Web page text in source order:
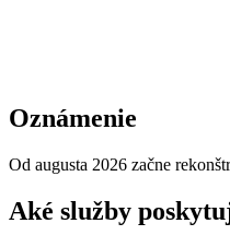
Oznámenie
Od augusta 2026 začne
Aké služby